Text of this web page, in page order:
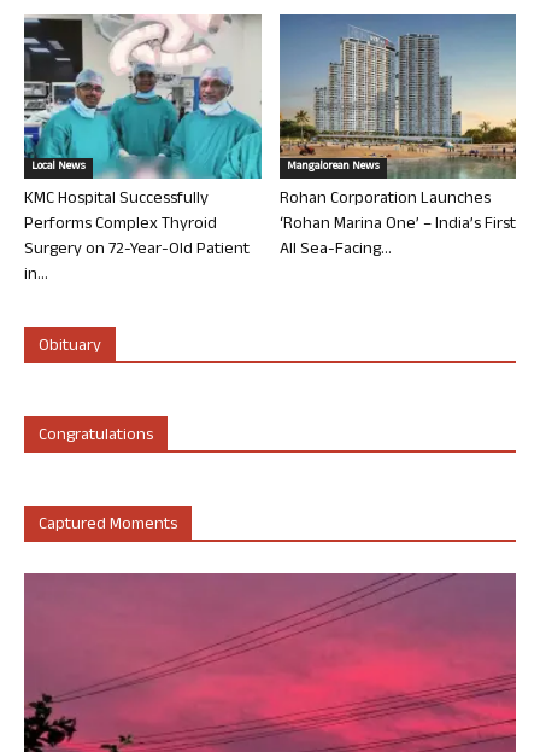
Local News
KMC Hospital Successfully
Performs Complex Thyroid
Surgery on 72-Year-Old Patient
in...
Mangalorean News
Rohan Corporation Launches
‘Rohan Marina One’ – India’s First
All Sea-Facing...
Obituary
Congratulations
Captured Moments